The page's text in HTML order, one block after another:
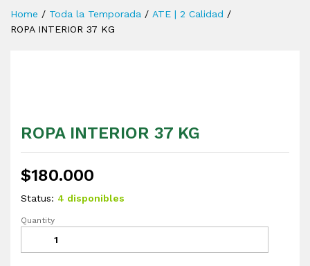
Home / Toda la Temporada / ATE | 2 Calidad /
ROPA INTERIOR 37 KG
ROPA INTERIOR 37 KG
$180.000
Status: 4 disponibles
Quantity